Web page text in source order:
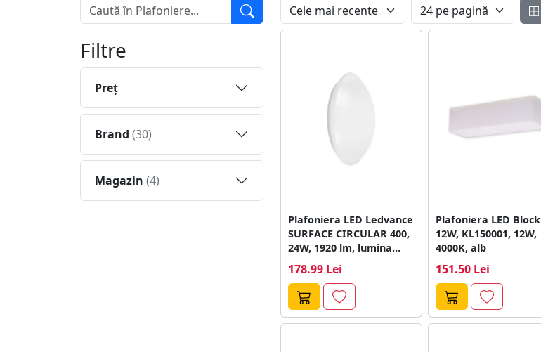
Filtre
Preţ
Brand (30)
Magazin (4)
Plafoniera LED Ledvance
SURFACE CIRCULAR 400,
24W, 1920 lm, lumina
178.99 Lei
Plafoniera LED Block
12W, KL150001, 12W,
4000K, alb
151.50 Lei